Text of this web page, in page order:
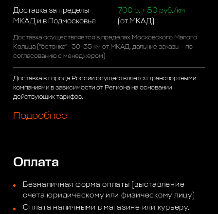
Доставка за пределы
МКАД и в Подмосковье
700 р. + 50 руб./км
(от МКАД)
Доставка осуществляется в пределах Московского Малого
Кольца ("бетонка"- 30-35 км от МКАД, дальние заказы - по
согласованию с менеджером)
Доставка в города России осуществляется транспортными
компаниями в зависимости от Региона на основании
действующих тарифов.
Подробнее
Оплата
Безналичная форма оплаты (выставление
счета юридическому или физическому лицу)
Оплата наличными в магазине или курьеру.